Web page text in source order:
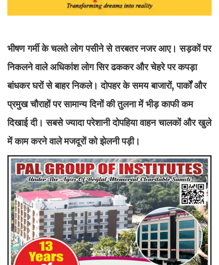
भीषण गर्मी के चलते लोग पसीने से तरबतर नजर आए। सड़कों पर
निकलने वाले अधिकांश लोग सिर ढककर और चेहरे पर कपड़ा
बांधकर घरों से बाहर निकले। दोपहर के समय बाजारों, पार्कों और
प्रमुख चौराहों पर सामान्य दिनों की तुलना में भीड़ काफी कम
दिखाई दी। सबसे ज्यादा परेशानी दोपहिया वाहन चालकों और खुले
में काम करने वाले मजदूरों को झेलनी पड़ी।